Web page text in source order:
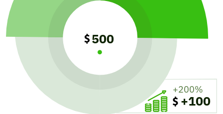
+200%
+100
500